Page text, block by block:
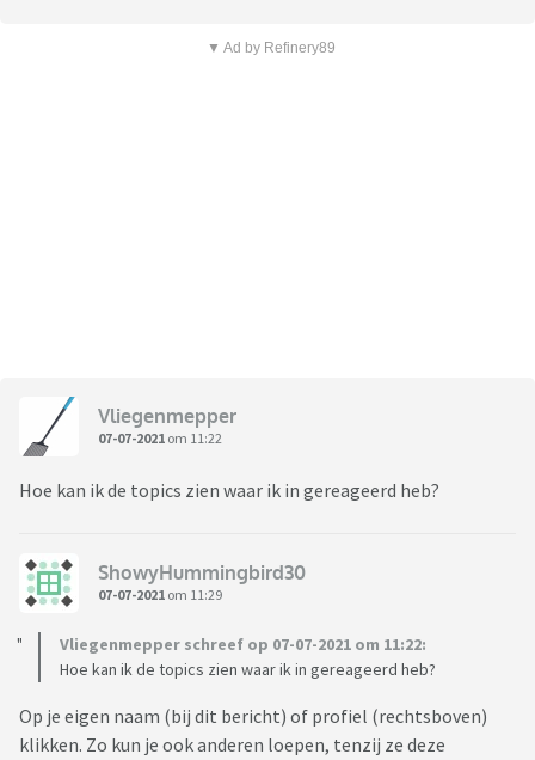
▼ Ad by Refinery89
Vliegenmepper
07-07-2021 om 11:22
Hoe kan ik de topics zien waar ik in gereageerd heb?
ShowyHummingbird30
07-07-2021 om 11:29
Vliegenmepper schreef op 07-07-2021 om 11:22:
Hoe kan ik de topics zien waar ik in gereageerd heb?
Op je eigen naam (bij dit bericht) of profiel (rechtsboven)
klikken. Zo kun je ook anderen loepen, tenzij ze deze